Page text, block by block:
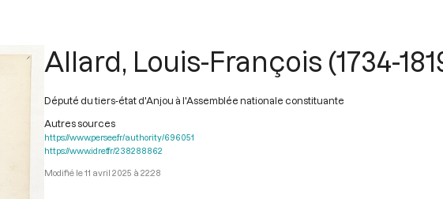
Allard, Louis-François (1734-
Député du tiers-état d'Anjou à l'Assemblée nationale constituante
Autres sources
https://www.persee.fr/authority/696051
https://www.idref.fr/238288862
11 avril 2025 à 22:28